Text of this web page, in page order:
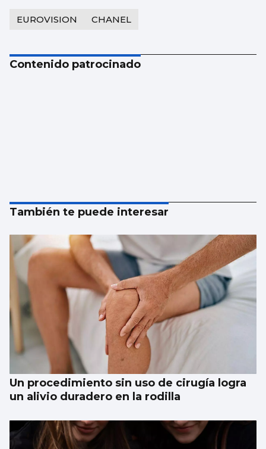
EUROVISION CHANEL
Contenido patrocinado
También te puede interesar
Un procedimiento sin uso de cirugía logra
un alivio duradero en la rodilla